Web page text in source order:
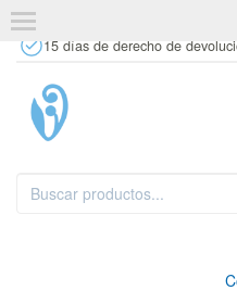
15 días de derecho de